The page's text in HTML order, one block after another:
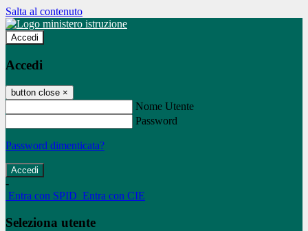
Salta al contenuto
Accedi
Accedi
button close ×
Nome Utente
Password
Password dimenticata?
-
Entra con SPID Entra con CIE
Seleziona utente